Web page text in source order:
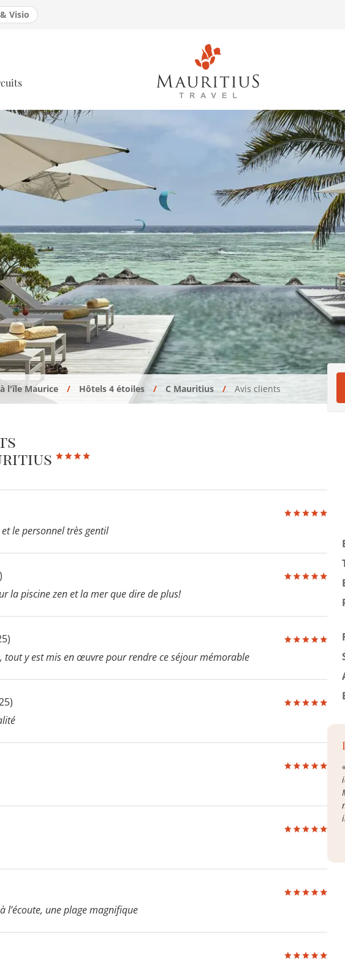
Visio
l'île Maurice Hôtels 4 étoiles C Mauritius Avis clients
le personnel très gentil
la piscine zen et la mer que dire de plus!
tout y est mis en œuvre pour rendre ce séjour mémorable
l’écoute, une plage magnifique